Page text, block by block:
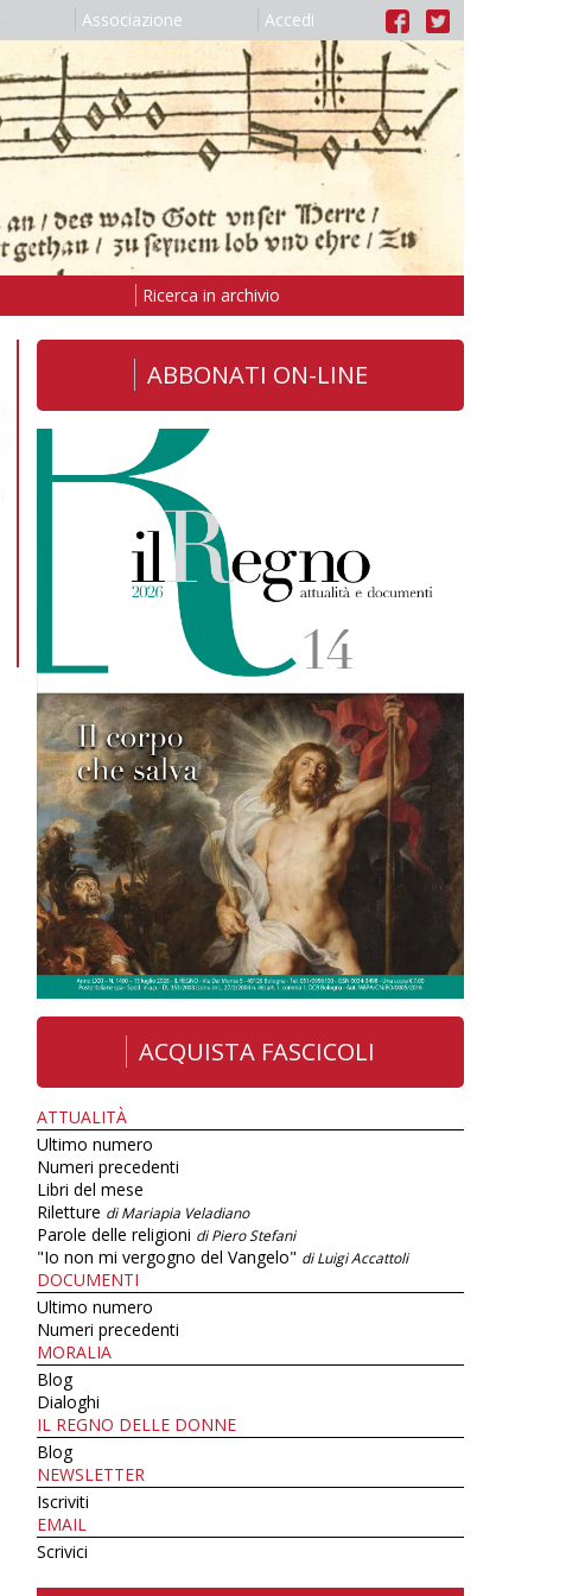
Associazione Accedi
Ricerca in archivio
ABBONATI ON-LINE
ACQUISTA FASCICOLI
ATTUALITÀ
Ultimo numero
Numeri precedenti
Libri del mese
Riletture di Mariapia Veladiano
Parole delle religioni di Piero Stefani
"Io non mi vergogno del Vangelo" di Luigi Accattoli
DOCUMENTI
Ultimo numero
Numeri precedenti
MORALIA
Blog
Dialoghi
IL REGNO DELLE DONNE
Blog
NEWSLETTER
Iscriviti
EMAIL
Scrivici